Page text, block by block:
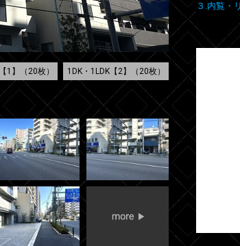
1】（20枚） 1DK・1LDK【2】（20枚）
３.内覧・